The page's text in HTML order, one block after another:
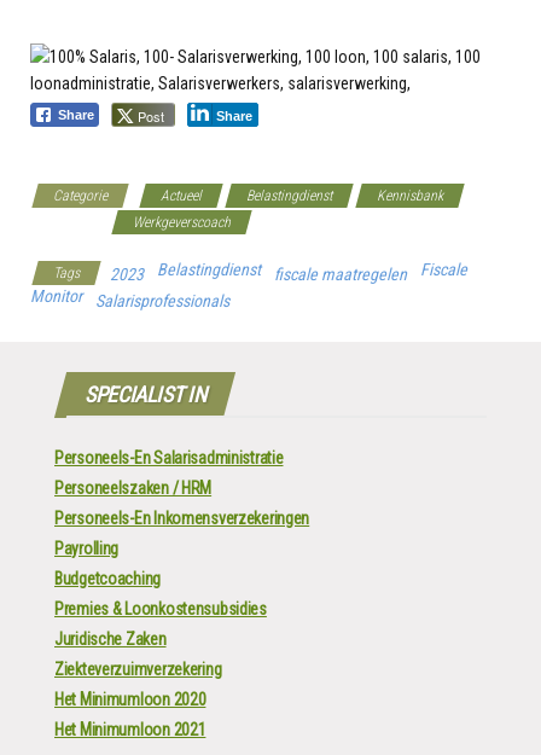
Share Post Share
Categorie Actueel Belastingdienst
Kennisbank
Werkgeverscoach
Tags 2023 Belastingdienst fiscale maatregelen
Fiscale
Monitor
Salarisprofessionals
SPECIALIST IN
Personeels-En Salarisadministratie
Personeelszaken / HRM
Personeels-En Inkomensverzekeringen
Payrolling
Budgetcoaching
Premies & Loonkostensubsidies
Juridische Zaken
Ziekteverzuimverzekering
Het Minimumloon 2020
Het Minimumloon 2021